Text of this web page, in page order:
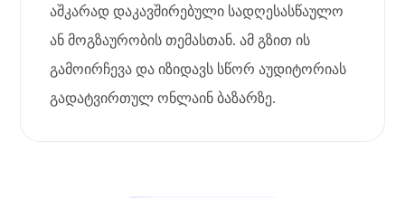
აშკარად დაკავშირებული სადღესასწაულო
ან მოგზაურობის თემასთან. ამ გზით ის
გამოირჩევა და იზიდავს სწორ აუდიტორიას
გადატვირთულ ონლაინ ბაზარზე.